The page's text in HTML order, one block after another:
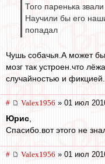
Того паренька
Научили бы его
попадал
Чушь собачья.А может
мозг так устроен.что
случайностью и фикцией.
# Valex1956 » 01 июл
Юрис
Спасибо.вот этого не
# Valex1956 » 01 июл